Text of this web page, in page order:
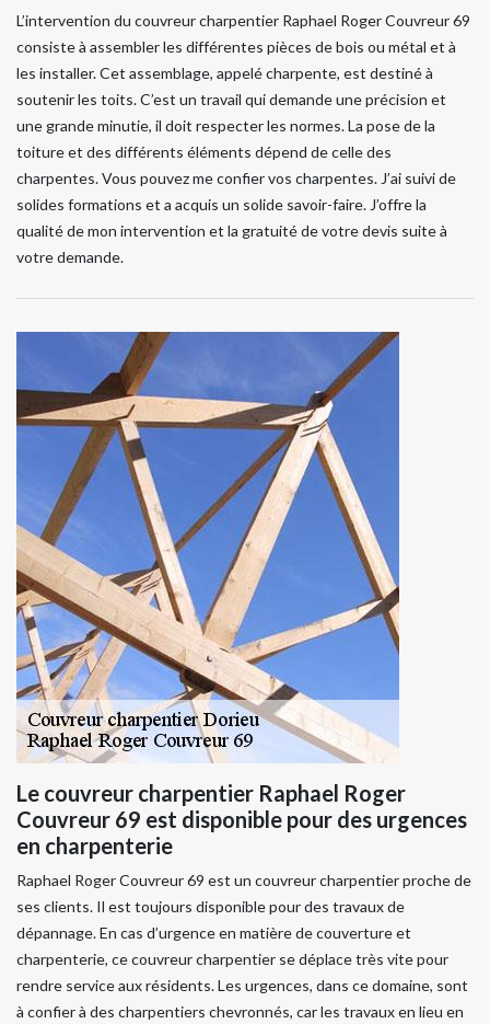
L’intervention du couvreur charpentier Raphael Roger Couvreur 69
consiste à assembler les différentes pièces de bois ou métal et à
les installer. Cet assemblage, appelé charpente, est destiné à
soutenir les toits. C’est un travail qui demande une précision et
une grande minutie, il doit respecter les normes. La pose de la
toiture et des différents éléments dépend de celle des
charpentes. Vous pouvez me confier vos charpentes. J’ai suivi de
solides formations et a acquis un solide savoir-faire. J’offre la
qualité de mon intervention et la gratuité de votre devis suite à
votre demande.
Le couvreur charpentier Raphael Roger
Couvreur 69 est disponible pour des urgences
en charpenterie
Raphael Roger Couvreur 69 est un couvreur charpentier proche de
ses clients. Il est toujours disponible pour des travaux de
dépannage. En cas d’urgence en matière de couverture et
charpenterie, ce couvreur charpentier se déplace très vite pour
rendre service aux résidents. Les urgences, dans ce domaine, sont
à confier à des charpentiers chevronnés, car les travaux en lieu en